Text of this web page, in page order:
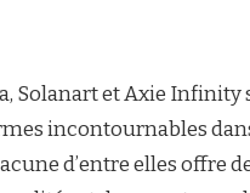
Solanart et Axie Infinity
incontournables
d’entre elles offre